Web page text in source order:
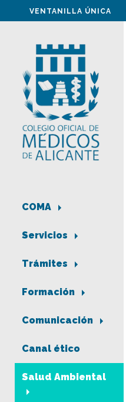
VENTANILLA ÚNICA
COMA
Servicios
Trámites
Formación
Comunicación
Canal ético
Salud Ambiental